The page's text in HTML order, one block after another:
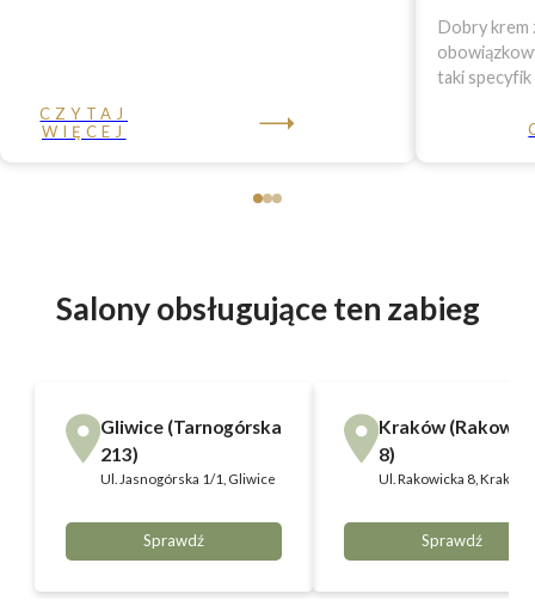
CZYTAJ
WIĘCEJ
Dobry krem
taki specyfik
Salony obsługujące ten zabieg
Gliwice (Tarnogórska
213)
Ul. Jasnogórska 1/1, Gliwice
Sprawdź
Kraków
8)
Ul. Rakowicka 8, Kraków
Sprawdź